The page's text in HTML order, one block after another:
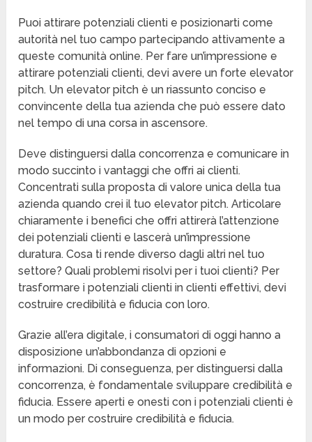
Puoi attirare potenziali clienti e posizionarti come
autorità nel tuo campo partecipando attivamente a
queste comunità online. Per fare un’impressione e
attirare potenziali clienti, devi avere un forte elevator
pitch. Un elevator pitch è un riassunto conciso e
convincente della tua azienda che può essere dato
nel tempo di una corsa in ascensore.
Deve distinguersi dalla concorrenza e comunicare in
modo succinto i vantaggi che offri ai clienti.
Concentrati sulla proposta di valore unica della tua
azienda quando crei il tuo elevator pitch. Articolare
chiaramente i benefici che offri attirerà l’attenzione
dei potenziali clienti e lascerà un’impressione
duratura. Cosa ti rende diverso dagli altri nel tuo
settore? Quali problemi risolvi per i tuoi clienti? Per
trasformare i potenziali clienti in clienti effettivi, devi
costruire credibilità e fiducia con loro.
Grazie all’era digitale, i consumatori di oggi hanno a
disposizione un’abbondanza di opzioni e
informazioni. Di conseguenza, per distinguersi dalla
concorrenza, è fondamentale sviluppare credibilità e
fiducia. Essere aperti e onesti con i potenziali clienti è
un modo per costruire credibilità e fiducia.